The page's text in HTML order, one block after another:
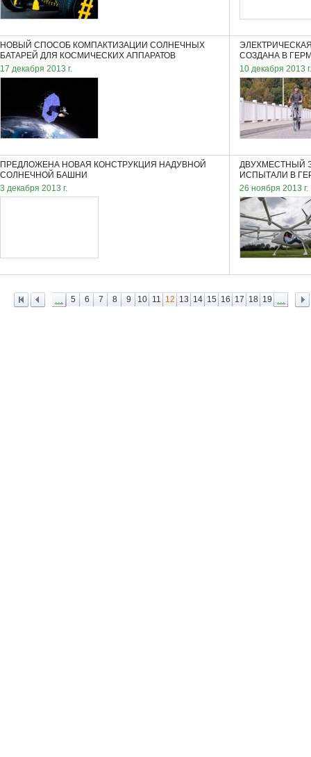
НОВЫЙ СПОСОБ КОМПАКТИЗАЦИИ СОЛНЕЧНЫХ
БАТАРЕЙ ДЛЯ КОСМИЧЕСКИХ АППАРАТОВ
17 декабря 2013 г.
СОЗДАНА В
10 декабря 2013 г.
ПРЕДЛОЖЕНА НОВАЯ КОНСТРУКЦИЯ НАДУВНОЙ
СОЛНЕЧНОЙ БАШНИ
3 декабря 2013 г.
ДВУХМЕСТНЫЙ
ИСПЫТАЛИ В
26 ноября 2013 г.
... 5 6 7 8 9 10 11 12 13 14 15 16 17 18 19 ...